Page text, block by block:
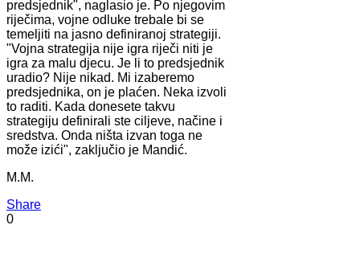
predsjednik", naglasio je. Po njegovim
riječima, vojne odluke trebale bi se
temeljiti na jasno definiranoj strategiji.
"Vojna strategija nije igra riječi niti je
igra za malu djecu. Je li to predsjednik
uradio? Nije nikad. Mi izaberemo
predsjednika, on je plaćen. Neka izvoli
to raditi. Kada donesete takvu
strategiju definirali ste ciljeve, načine i
sredstva. Onda ništa izvan toga ne
može izići", zaključio je Mandić.
M.M.
Share
0